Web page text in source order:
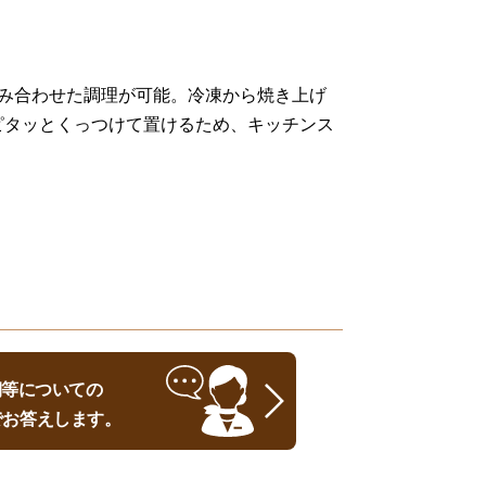
合わせた調理が可能。冷凍から焼き上げ
ッとくっつけて置けるため、キッチンス
についての
答えします。